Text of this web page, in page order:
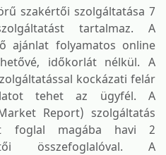
szakértői szolgáltatása 7
tartalmaz. A
ajánlat folyamatos online
időkorlát nélkül. A
kockázati felár
tehet az ügyfél. A
Report) szolgáltatás
foglal magába havi 2
összefoglalóval. A